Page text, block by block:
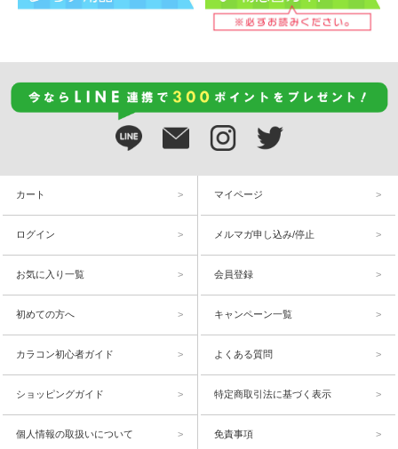
カート マイページ
ログイン メルマガ申し込み/停止
お気に入り一覧 会員登録
初めての方へ キャンペーン一覧
カラコン初心者ガイド よくある質問
ショッピングガイド 特定商取引法に基づく表示
個人情報の取扱いについて 免責事項